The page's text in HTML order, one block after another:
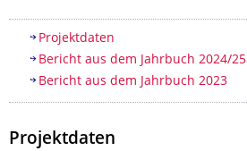
Inhaltsverzeichnis
Projektdaten
Bericht aus dem Jahrbuch 2024/25
Bericht aus dem Jahrbuch 2023
Projektdaten